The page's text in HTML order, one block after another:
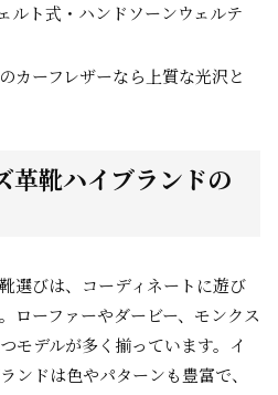
ルト式・ハンドソーンウェルテ
カーフレザーなら上質な光沢と
革靴ハイブランドの
選びは、コーディネートに遊び
ローファーやダービー、モンクス
モデルが多く揃っています。イ
ンドは色やパターンも豊富で、